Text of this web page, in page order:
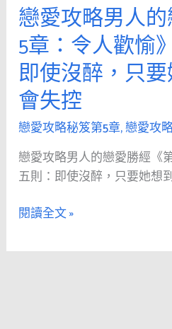
戀愛攻略男人
5章：令人歡愉
即使沒醉，只
會失控
戀愛攻略秘笈第5章,戀愛攻
戀愛攻略男人的戀愛勝經《
五則：即使沒醉，只要她
戀
愛
攻
略
男
人
的
戀
愛
勝
經
《第
閱讀全文 »